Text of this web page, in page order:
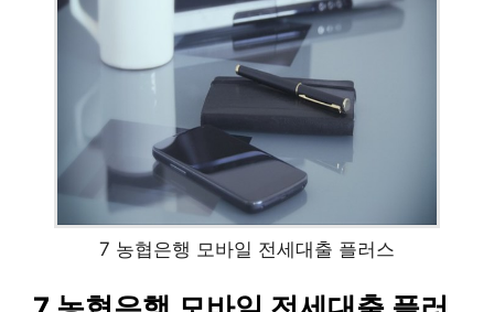
7 농협은행 모바일 전세대출 플러스